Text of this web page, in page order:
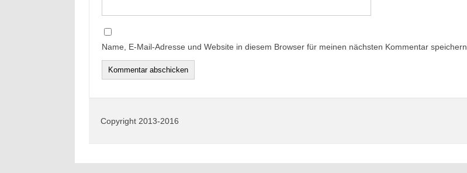
Name, E-Mail-Adresse und Website in diesem Browser für meinen nächsten Kommentar speichern.
Copyright 2013-2016